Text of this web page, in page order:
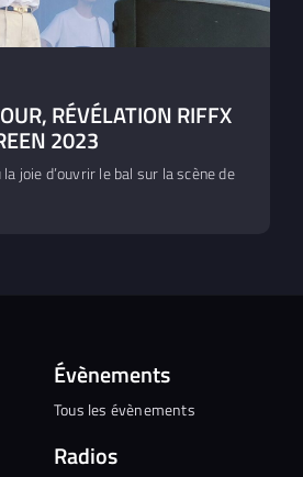
RÉVÉLATION RIFFX
2023
joie d’ouvrir le bal sur la scène de
Évènements
Tous les évènements
Radios